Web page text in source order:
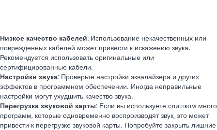
Низкое качество кабелей: Использование некачественных или
поврежденных кабелей может привести к искажению звука.
Рекомендуется использовать оригинальные или
сертифицированные кабели.
Настройки звука: Проверьте настройки эквалайзера и других
эффектов в программном обеспечении. Иногда неправильные
настройки могут ухудшить качество звука.
Перегрузка звуковой карты: Если вы используете слишком много
программ, которые одновременно воспроизводят звук, это может
привести к перегрузке звуковой карты. Попробуйте закрыть лишние